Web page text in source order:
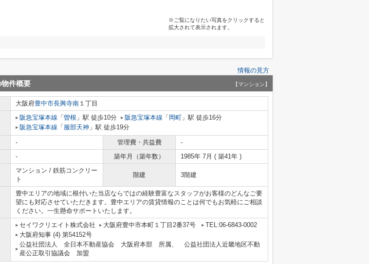
※ご覧になりたい写真をクリックすると
拡大されて表示されます。
情報の見方
物件概要 【マンション】
大阪府豊中市長興寺南 １丁目
阪急宝塚本線 「 曽根 」駅 徒歩10分 阪急宝塚本線 「 岡町 」駅 徒歩16分
阪急宝塚本線 「 服部天神 」駅 徒歩19分
- 管理費・共益費
-
- 築年月（築年数） 1985年 7月 ( 築41年 )
マンション / 鉄筋コンクリー
ト
階建 3階建
豊中エリアの地域に根付いた当店ならではの経験豊富なスタッフがお客様のどんなご要
望にも対応させていただきます。豊中エリアの賃貸情報のことは何でもお気軽にご相談
ください。一生懸命サポートいたします。
セイワクリエイト株式会社 大阪府豊中市本町１丁目2番37号
TEL:06-6843-0002
大阪府知事 (4) 第54152号
公益社団法人 全日本不動産協会 大阪府本部 所属、 公益社団法人近畿地区不動
産公正取引協議会 加盟